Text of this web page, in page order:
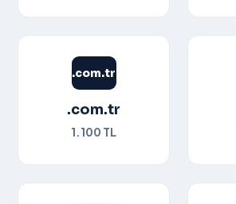
.com.tr
.com.tr
1.100 TL